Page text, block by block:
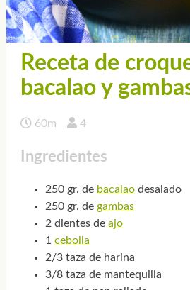
Receta de
bacalao y
60m 4
Ingredientes
250 gr. de bacalaodesalado
250 gr. de gambas
2 dientes de ajo
1 cebolla
2/3 taza de harina
3/8 taza de mantequilla